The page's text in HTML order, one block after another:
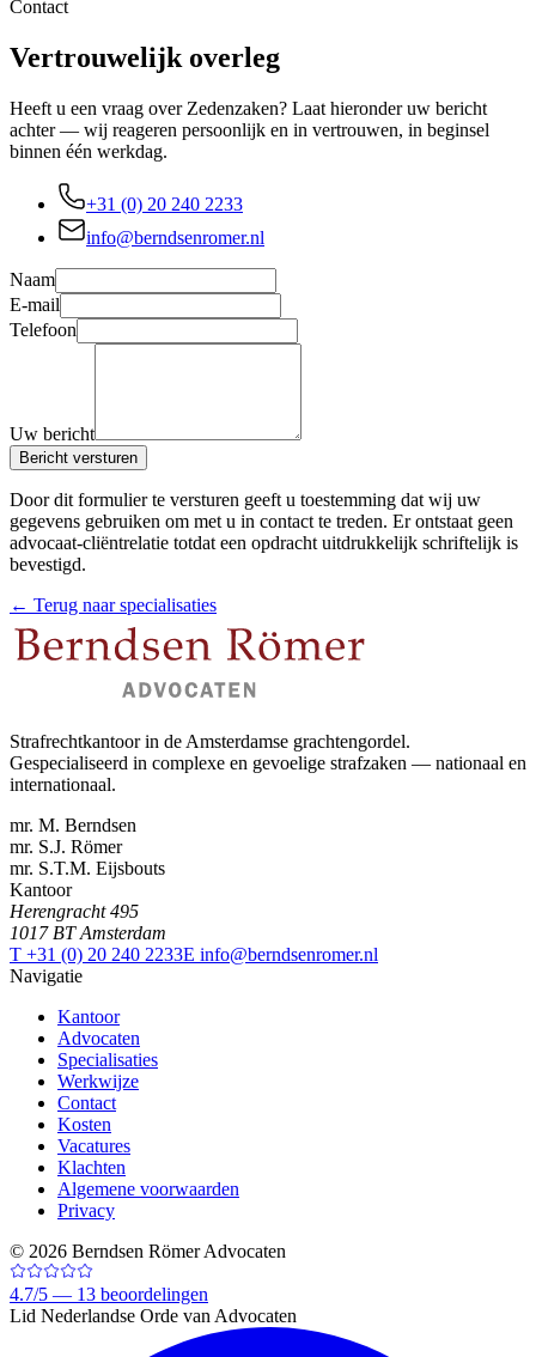
Contact
Vertrouwelijk overleg
Heeft u een vraag over Zedenzaken? Laat hieronder uw bericht
achter — wij reageren persoonlijk en in vertrouwen, in beginsel
binnen één werkdag.
+31 (0) 20 240 2233
info@berndsenromer.nl
Naam
E-mail
Telefoon
Uw bericht
Bericht versturen
Door dit formulier te versturen geeft u toestemming dat wij uw
gegevens gebruiken om met u in contact te treden. Er ontstaat geen
advocaat-cliëntrelatie totdat een opdracht uitdrukkelijk schriftelijk is
bevestigd.
← Terug naar specialisaties
Strafrechtkantoor in de Amsterdamse grachtengordel.
Gespecialiseerd in complexe en gevoelige strafzaken — nationaal en
internationaal.
mr. M. Berndsen
mr. S.J. Römer
mr. S.T.M. Eijsbouts
Kantoor
Herengracht 495
1017 BT Amsterdam
T +31 (0) 20 240 2233E info@berndsenromer.nl
Navigatie
Kantoor
Advocaten
Specialisaties
Werkwijze
Contact
Kosten
Vacatures
Klachten
Algemene voorwaarden
Privacy
© 2026 Berndsen Römer Advocaten
4.7/5 — 13 beoordelingen
Lid Nederlandse Orde van Advocaten